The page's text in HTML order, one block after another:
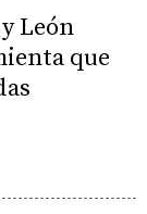
León
que